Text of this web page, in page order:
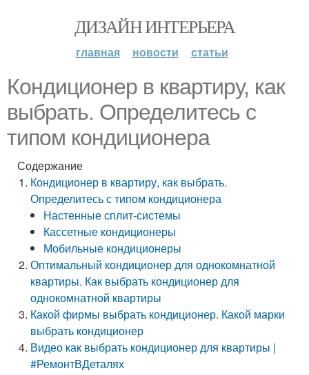
ДИЗАЙН ИНТЕРЬЕРА
главная новости статьи
Кондиционер в квартиру, как
выбрать. Определитесь с
типом кондиционера
Содержание
Кондиционер в квартиру, как выбрать.
Определитесь с типом кондиционера
Настенные сплит-системы
Кассетные кондиционеры
Мобильные кондиционеры
Оптимальный кондиционер для однокомнатной
квартиры. Как выбрать кондиционер для
однокомнатной квартиры
Какой фирмы выбрать кондиционер. Какой марки
выбрать кондиционер
Видео как выбрать кондиционер для квартиры |
#РемонтВДеталях